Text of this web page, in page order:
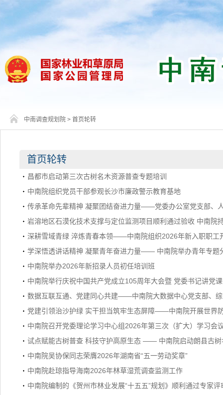
中南调查规划院 > 首页轮转
首页轮转
昌都市启动第三次古树名木资源普查专题培训
中南院组织党员干部参观长沙市廉政警示教育基地
传承革命先辈精神 凝聚团结奋进力量——党委办公室党支部、
岩溶地区石漠化技术支撑与定位监测项目顺利通过验收 中南院
深耕雪域青绿 淬炼青春本领——中南院组织2026年新入职职工
学深悟透讲话精神 凝聚青年奋进力量—— 中南院举办青年专题
中南院举办2026年新招录人员初任培训班
中南院举行庆祝中国共产党成立105周年大会暨 党委书记讲党
数据互联互通、党建同心共建——中南院大数据中心党支部、
党建引领治沙护绿 实干担当筑牢生态屏障——中南院开展世界
中南院召开党委理论学习中心组2026年第三次（扩大）学习会
试点赋能古树普查 科技守护高原生态 —— 中南院启动朗县古树
中南院吴协保同志荣膺2026年湖南省“五一劳动奖章”
中南院赴琼指导海南2026年林草湿荒调查监测工作
中南院编制的《贺州市林业发展“十五五”规划》顺利通过专家评